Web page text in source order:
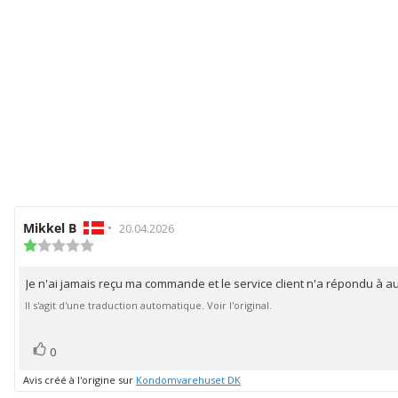
Auteur
de
Mikkel B • Date
20.04.2026
:
1.0
étoiles
Texte
de
Je n'ai jamais reçu ma commande et le service client n'a répondu à
Il s'agit d'une traduction automatique. Voir l'original.
Vote
positif
0
Avis créé à l'origine sur Kondomvarehuset DK